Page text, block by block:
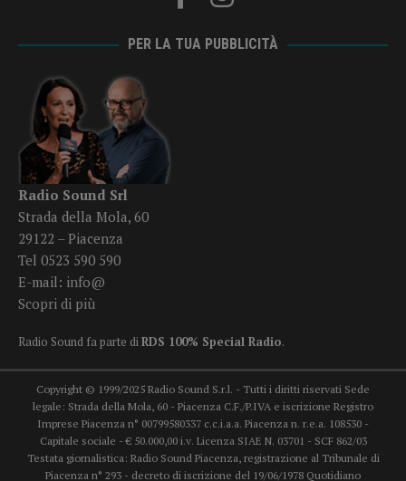
PER LA TUA PUBBLICITÀ
Radio Sound Srl
Strada della Mola, 60
29122 – Piacenza
Tel 0523 590 590
E-mail: info@
Scopri di più
Radio Sound fa parte diRDS 100% Special Radio.
Copyright © 1999/2025 Radio Sound S.r.l. - Tutti i diritti riservati Sede
legale: Strada della Mola, 60 - Piacenza C.F./P.IVA e iscrizione Registro
Imprese Piacenza n° 00799580337 c.c.i.a.a. Piacenza n. r.e.a. 108530 -
Capitale sociale - € 50.000,00 i.v. Licenza SIAE N. 03701 - SCF 862/03
Testata giornalistica: Radio Sound Piacenza, registrazione al Tribunale di
Piacenza n° 293 - decreto di iscrizione del 19/06/1978 Quotidiano